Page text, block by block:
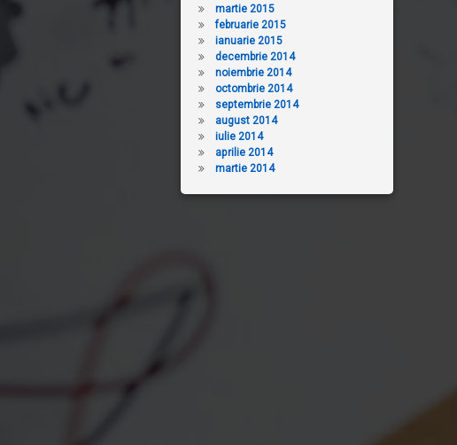
martie 2015
februarie 2015
ianuarie 2015
decembrie 2014
noiembrie 2014
octombrie 2014
septembrie 2014
august 2014
iulie 2014
aprilie 2014
martie 2014